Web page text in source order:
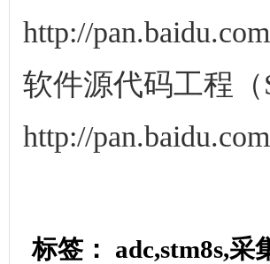
http://
软件源代码工程
http://
标签： adc,stm8s,采